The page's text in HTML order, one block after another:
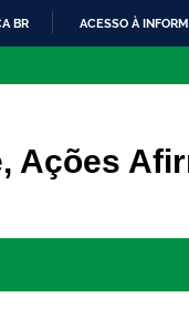
O
BR ACESSO À
Ações